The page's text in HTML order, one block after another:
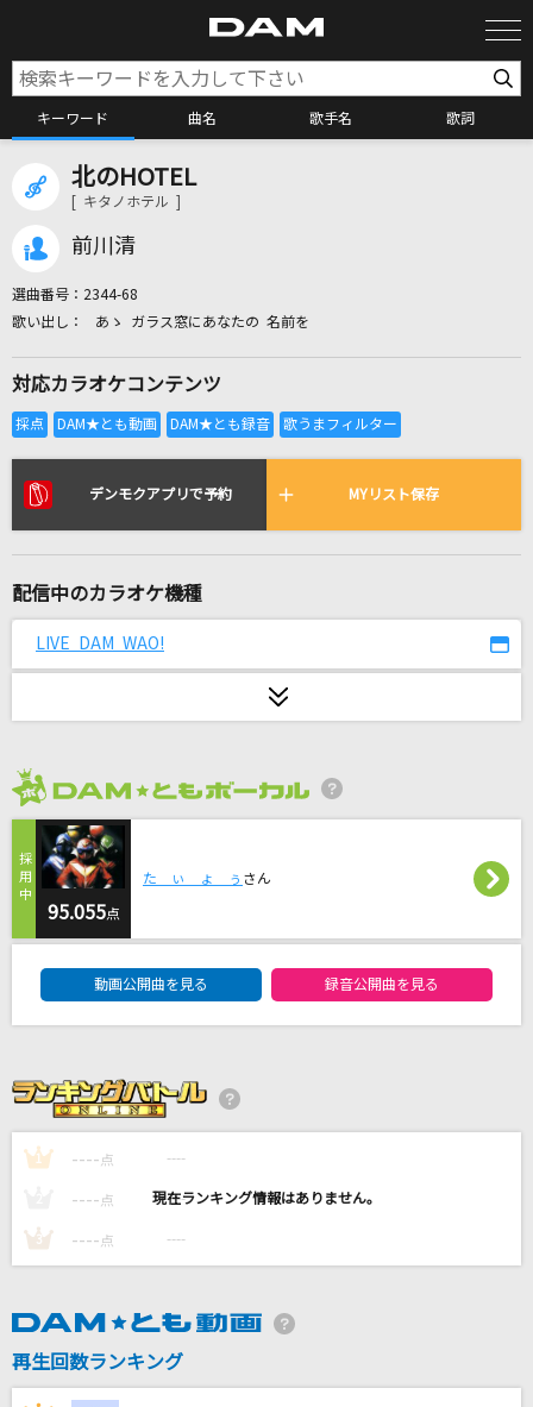
キーワード 曲名 歌手名 歌詞
全国りれき
リアルタイムで歌われている曲の一覧
[生音]転がる岩、君に朝が降る
とてと
ロードオブメジャー
CITRUS
チェリーハント
奏音69 feat.巡音ルカ
アンドロイドガール
DECO*27
TIME
[生音]未来予想図Ⅱ
[生音]Utauyo!!MIRACLE
放課後ティータイム
北のHOTEL
[ キタノホテル ]
前川清
選曲番号： 2344-68
あゝ ガラス窓にあなたの 名前を
対応カラオケコンテンツ
デンモクアプリで予約 MYリスト保存
配信中のカラオケ機種
LIVE DAM WAO!
95.055点
た ぃ ょ ぅ さん
動画公開曲を見る 録音公開曲を見る
1 ---- 点 ----
---- 点 ----
3 ---- 点 ----
再生回数ランキング